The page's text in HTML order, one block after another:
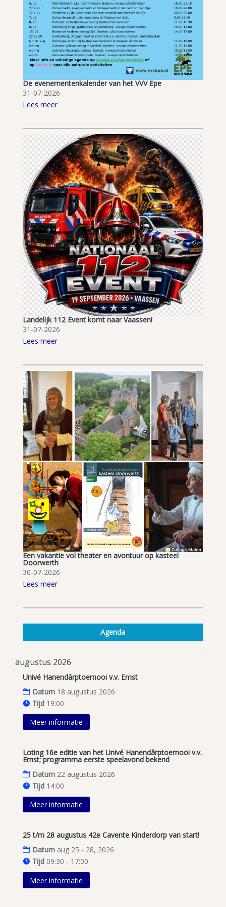
De evenementenkalender van het VVV Epe
31-07-2026
Lees meer
Landelijk 112 Event komt naar Vaassen!
31-07-2026
Lees meer
Een vakantie vol theater en avontuur op kasteel
Doorwerth
30-07-2026
Lees meer
Agenda
augustus 2026
Univé Hanendârptoernooi v.v. Emst
Datum 18 augustus 2026
Tijd 19:00
Meer informatie
Loting 16e editie van het Univé Hanendârptoernooi v.v.
Emst; programma eerste speelavond bekend
Datum 22 augustus 2026
Tijd 14:00
Meer informatie
25 t/m 28 augustus 42e Cavente Kinderdorp van start!
Datum aug 25 - 28, 2026
Tijd 09:30 - 17:00
Meer informatie